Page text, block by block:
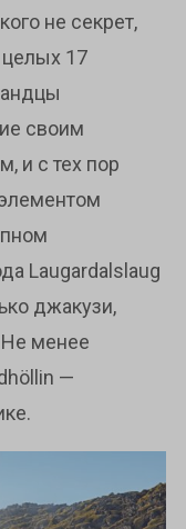
не секрет,
целых 17
своим
и с тех пор
Laugardalslaug
джакузи,
Не менее
—